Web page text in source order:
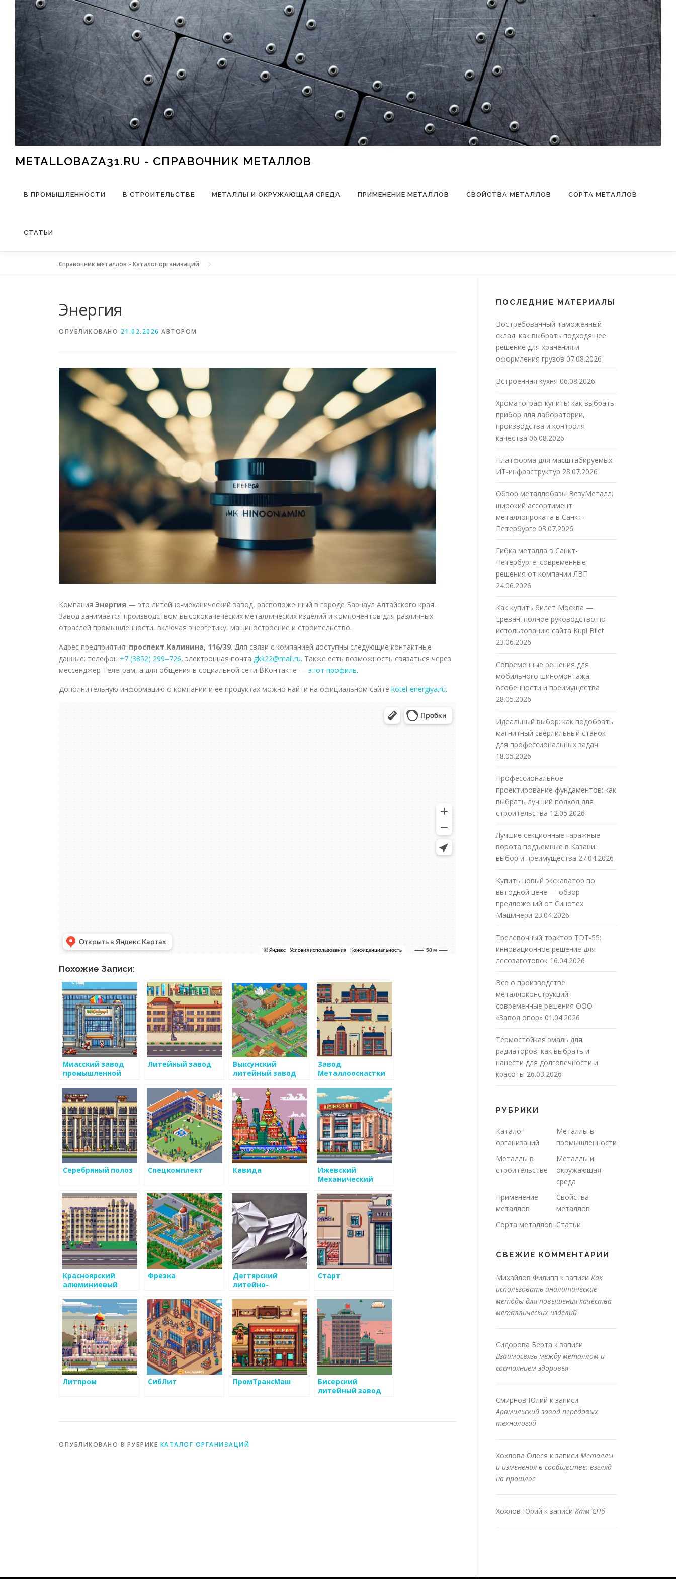
Перейти к содержимому
METALLOBAZA31.RU - СПРАВОЧНИК МЕТАЛЛОВ
В ПРОМЫШЛЕННОСТИ В СТРОИТЕЛЬСТВЕ МЕТАЛЛЫ И ОКРУЖАЮЩАЯ СРЕДА ПРИМЕНЕНИЕ МЕТАЛЛОВ СВОЙСТВА МЕТАЛЛОВ СОРТА МЕТАЛЛОВ
СТАТЬИ
Справочник металлов »Каталог организаций
Энергия
ОПУБЛИКОВАНО 21.02.2026 АВТОРОМ
Компания Энергия — это литейно-механический завод, расположенный в городе Барнаул Алтайского края.
Завод занимается производством высококачеческих металлических изделий и компонентов для различных
отраслей промышленности, включая энергетику, машиностроение и строительство.
Адрес предприятия: проспект Калинина, 116/39. Для связи с компанией доступны следующие контактные
данные: телефон +7 (3852) 299‒726, электронная почта gkk22@mail.ru. Также есть возможность связаться через
мессенджер Телеграм, а для общения в социальной сети ВКонтакте — этот профиль.
Дополнительную информацию о компании и ее продуктах можно найти на официальном сайте kotel-energiya.ru.
Похожие Записи:
Миасский завод
промышленной
Литейный завод
Выксунский
литейный завод
Завод
Металлооснастки
Серебряный полоз Спецкомплект Кавида
Ижевский
Механический
Красноярский
алюминиевый
Фрезка
Дегтярский
литейно-
Старт
Литпром СибЛит ПромТрансМаш
Бисерский
литейный завод
ОПУБЛИКОВАНО В РУБРИКЕ КАТАЛОГ ОРГАНИЗАЦИЙ
ПОСЛЕДНИЕ МАТЕРИАЛЫ
Востребованный таможенный
склад: как выбрать подходящее
решение для хранения и
оформления грузов 07.08.2026
Встроенная кухня 06.08.2026
Хроматограф купить: как выбрать
прибор для лаборатории,
производства и контроля
качества 06.08.2026
Платформа для масштабируемых
ИТ-инфраструктур 28.07.2026
Обзор металлобазы ВезуМеталл:
широкий ассортимент
металлопроката в Санкт-
Петербурге 03.07.2026
Гибка металла в Санкт-
Петербурге: современные
решения от компании ЛВП
24.06.2026
Как купить билет Москва —
Ереван: полное руководство по
использованию сайта Kupi Bilet
23.06.2026
Современные решения для
мобильного шиномонтажа:
особенности и преимущества
28.05.2026
Идеальный выбор: как подобрать
магнитный сверлильный станок
для профессиональных задач
18.05.2026
Профессиональное
проектирование фундаментов: как
выбрать лучший подход для
строительства 12.05.2026
Лучшие секционные гаражные
ворота подъемные в Казани:
выбор и преимущества 27.04.2026
Купить новый экскаватор по
выгодной цене — обзор
предложений от Синотех
Машинери 23.04.2026
Трелевочный трактор TDT-55:
инновационное решение для
лесозаготовок 16.04.2026
Все о производстве
металлоконструкций:
современные решения ООО
«Завод опор» 01.04.2026
Термостойкая эмаль для
радиаторов: как выбрать и
нанести для долговечности и
красоты 26.03.2026
РУБРИКИ
Каталог
организаций
Металлы в
промышленности
Металлы в
строительстве
Металлы и
окружающая
среда
Применение
металлов
Свойства
металлов
Сорта металлов Статьи
СВЕЖИЕ КОММЕНТАРИИ
Михайлов Филипп к записи Как
использовать аналитические
методы для повышения качества
металлических изделий
Сидорова Берта к записи
Взаимосвязь между металлом и
состоянием здоровья
Смирнов Юлий к записи
Арамильский завод передовых
технологий
Хохлова Олеся к записи Металлы
и изменения в сообществе: взгляд
на прошлое
Хохлов Юрий к записи Ктм СПб